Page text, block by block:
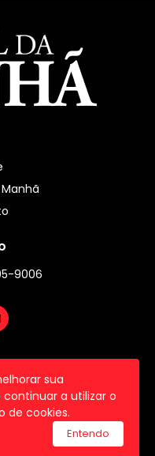
sua
a utilizar o
de cookies.
Entendo
9006
reservados.